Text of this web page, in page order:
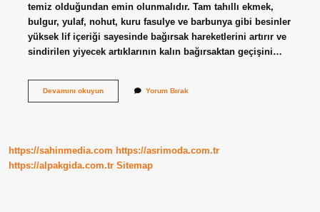
temiz olduğundan emin olunmalıdır. Tam tahıllı ekmek,
bulgur, yulaf, nohut, kuru fasulye ve barbunya gibi besinler
yüksek lif içeriği sayesinde bağırsak hareketlerini artırır ve
sindirilen yiyecek artıklarının kalın bağırsaktan geçişini…
Devamını okuyunBağırsak
Yorum Bırak
https://sahinmedia.com https://asrimoda.com.tr
https://alpakgida.com.tr Sitemap